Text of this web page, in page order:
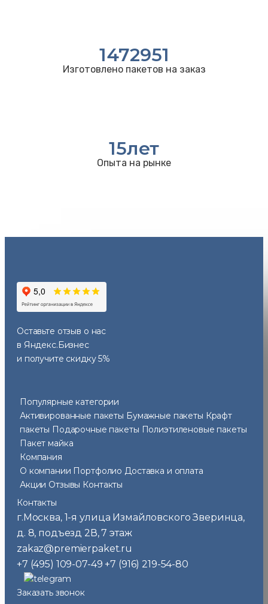
1472951
Изготовлено пакетов на заказ
15лет
Опыта на рынке
Оставьте отзыв о нас
в Яндекс.Бизнес
и получите скидку 5%
Популярные категории
Активированные пакеты Бумажные пакеты Крафт
пакеты Подарочные пакеты Полиэтиленовые пакеты
Пакет майка
Компания
О компании Портфолио Доставка и оплата
Акции Отзывы Контакты
Контакты
г.Москва, 1-я улица Измайловского Зверинца,
д. 8, подъезд 2В, 7 этаж
zakaz@premierpaket.ru
+7 (495) 109-07-49 +7 (916) 219-54-80
Заказать звонок